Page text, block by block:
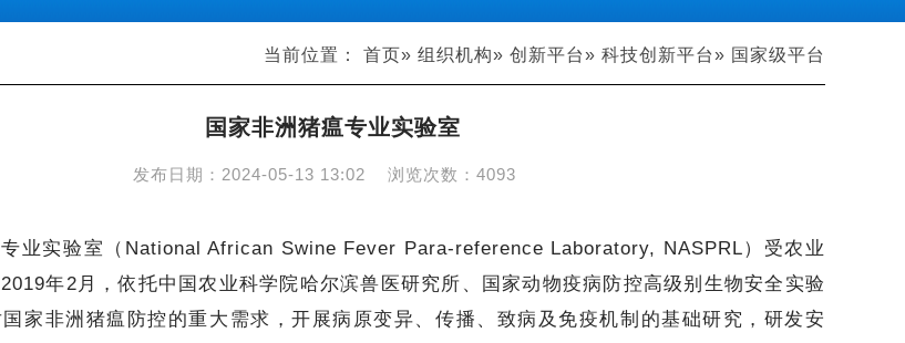
当前位置： 首页» 组织机构» 创新平台» 科技创新平台» 国家级平台
国家非洲猪瘟专业实验室
发布日期： 2024-05-13 13:02 浏览次数： 4093
业实验室（National African Swine Fever Para-reference Laboratory, NASPRL）受农业
年2月，依托中国农业科学院哈尔滨兽医研究所、国家动物疫病防控高级别生物安全实验
家非洲猪瘟防控的重大需求，开展病原变异、传播、致病及免疫机制的基础研究，研发安